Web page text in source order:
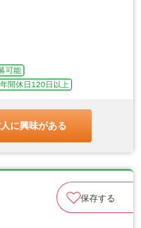
可能
年間休日120日以上
に興味がある
保存する